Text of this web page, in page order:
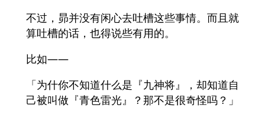
不过，昴并没有闲心去吐槽这些事情。而且就
算吐槽的话，也得说些有用的。
比如——
「为什你不知道什么是『九神将』，却知道自
己被叫做『青色雷光』？那不是很奇怪吗？」